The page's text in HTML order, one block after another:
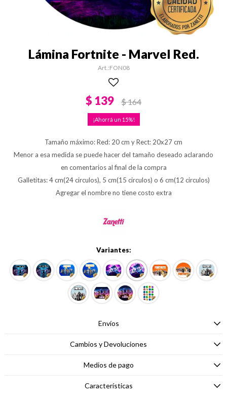
Lámina Fortnite - Marvel Red.
FON08
$ 139 $164
15
Tamaño máximo: Red: 20 cm y Rect: 20x27 cm
Menor a esa medida se puede hacer del tamaño deseado aclarando
en comentarios al final de la compra
Galletitas: 4 cm(24 circulos), 5 cm(15 circulos) o 6 cm(12 circulos)
Agregar el nombre no tiene costo extra
Variantes:
Envíos
Cambios y Devoluciones
Medios de pago
Características